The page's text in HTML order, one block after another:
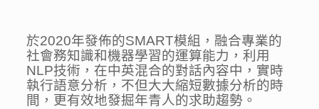
於2020年發佈的SMART模組，融合專業的
社會務知識和機器學習的運算能力，利用
NLP技術，在中英混合的對話內容中，實時
執行語意分析，不但大大縮短數據分析的時
間，更有效地發掘年青人的求助趨勢。